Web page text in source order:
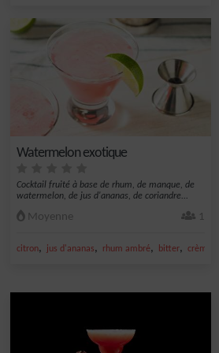
jus d'orange
Watermelon exotique
Cocktail fruité à base de rhum, de manque, de
watermelon, de jus d'ananas, de coriandre...
Moyenne 1
citron, jus d'ananas, rhum ambré, bitter, crème